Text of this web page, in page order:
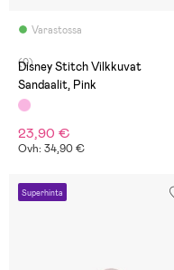
Varastossa
(0)
Disney Stitch Vilkkuvat
Sandaalit, Pink
23,90 €
Ovh: 34,90 €
Superhinta